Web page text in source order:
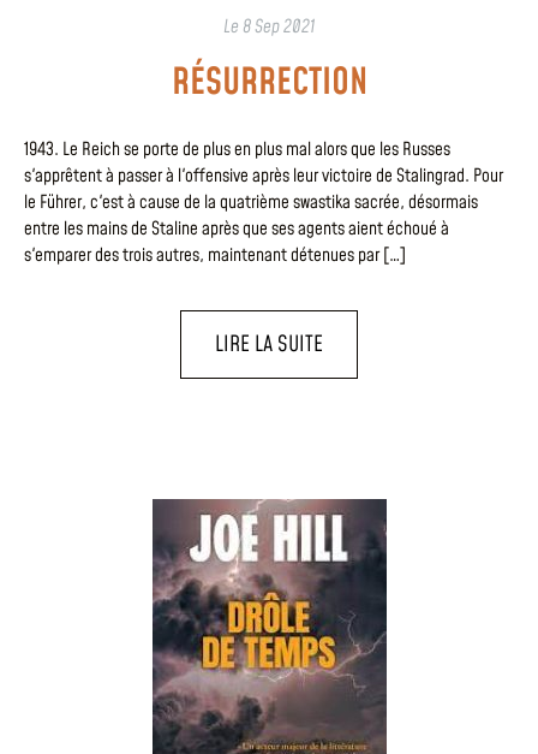
Le 8 Sep 2021
RÉSURRECTION
1943. Le Reich se porte de plus en plus mal alors que les Russes
s'apprêtent à passer à l'offensive après leur victoire de Stalingrad. Pour
le Führer, c'est à cause de la quatrième swastika sacrée, désormais
entre les mains de Staline après que ses agents aient échoué à
s'emparer des trois autres, maintenant détenues par […]
LIRE LA SUITE